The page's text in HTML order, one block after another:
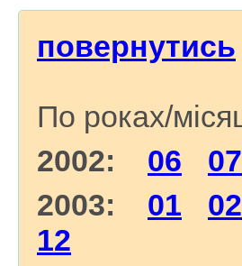
повернутись
По роках/
2002: 06 07
2003: 01 02
12